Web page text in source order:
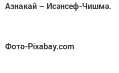
Азнакай – Исәнсеф-Чишмә.
Фото-Pixabay.com